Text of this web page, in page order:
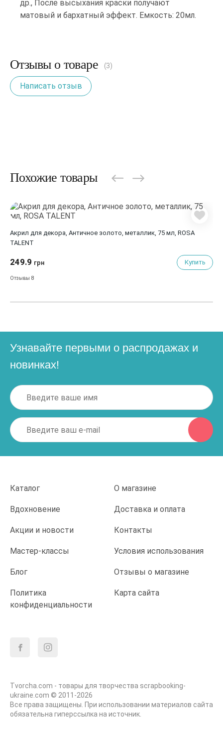
др., После высыхания краски получают
матовый и бархатный эффект. Емкость: 20мл.
Отзывы о товаре (3)
Написать отзыв
Похожие товары
Акрил для декора, Античное золото, металлик, 75 мл, ROSA
TALENT
249.9 грн Купить
Отзывы 8
Узнавайте первыми о распродажах и
новинках!
Каталог О магазине
Вдохновение Доставка и оплата
Акции и новости Контакты
Мастер-классы Условия использования
Блог Отзывы о магазине
Политика
конфиденциальности
Карта сайта
Tvorcha.com - товары для творчества scrapbooking-
ukraine.com © 2011-2026
Все права защищены. При использовании материалов сайта
обязательна гиперссылка на источник.